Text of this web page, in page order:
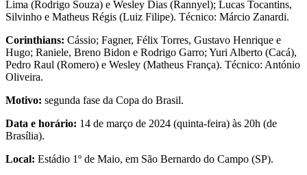
Lima (Rodrigo Souza) e Wesley Dias (Rannyel); Lucas Tocantins,
Silvinho e Matheus Régis (Luiz Filipe). Técnico: Márcio Zanardi.
Corinthians: Cássio; Fagner, Félix Torres, Gustavo Henrique e
Hugo; Raniele, Breno Bidon e Rodrigo Garro; Yuri Alberto (Cacá),
Pedro Raul (Romero) e Wesley (Matheus França). Técnico: António
Oliveira.
Motivo: segunda fase da Copa do Brasil.
Data e horário: 14 de março de 2024 (quinta-feira) às 20h (de
Brasília).
Local: Estádio 1º de Maio, em São Bernardo do Campo (SP).